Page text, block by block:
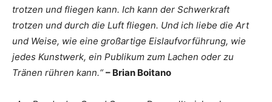
trotzen und fliegen kann. Ich kann der Schwerkraft
trotzen und durch die Luft fliegen. Und ich liebe die Art
und Weise, wie eine großartige Eislaufvorführung, wie
jedes Kunstwerk, ein Publikum zum Lachen oder zu
Tränen rühren kann.“– Brian Boitano